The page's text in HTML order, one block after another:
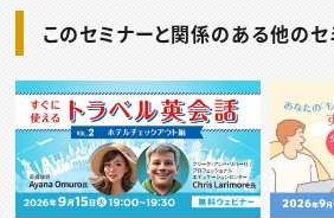
このセミナーと関係のある他のセ